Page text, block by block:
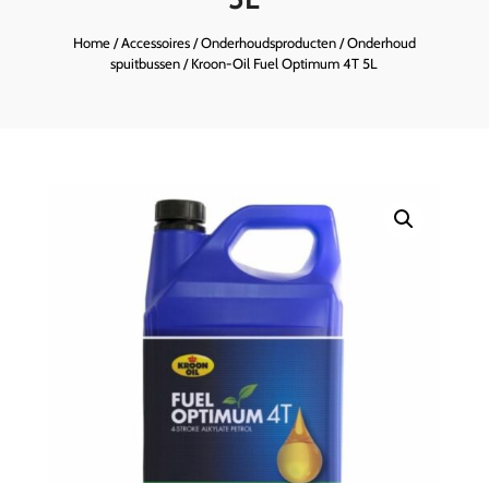
Home/Accessoires/Onderhoudsproducten/Onderhoud
spuitbussen/ Kroon-Oil Fuel Optimum 4T 5L